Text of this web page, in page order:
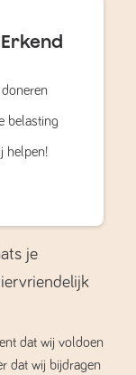
belasting
helpen!
je
dat wij voldoen
dat wij bijdragen